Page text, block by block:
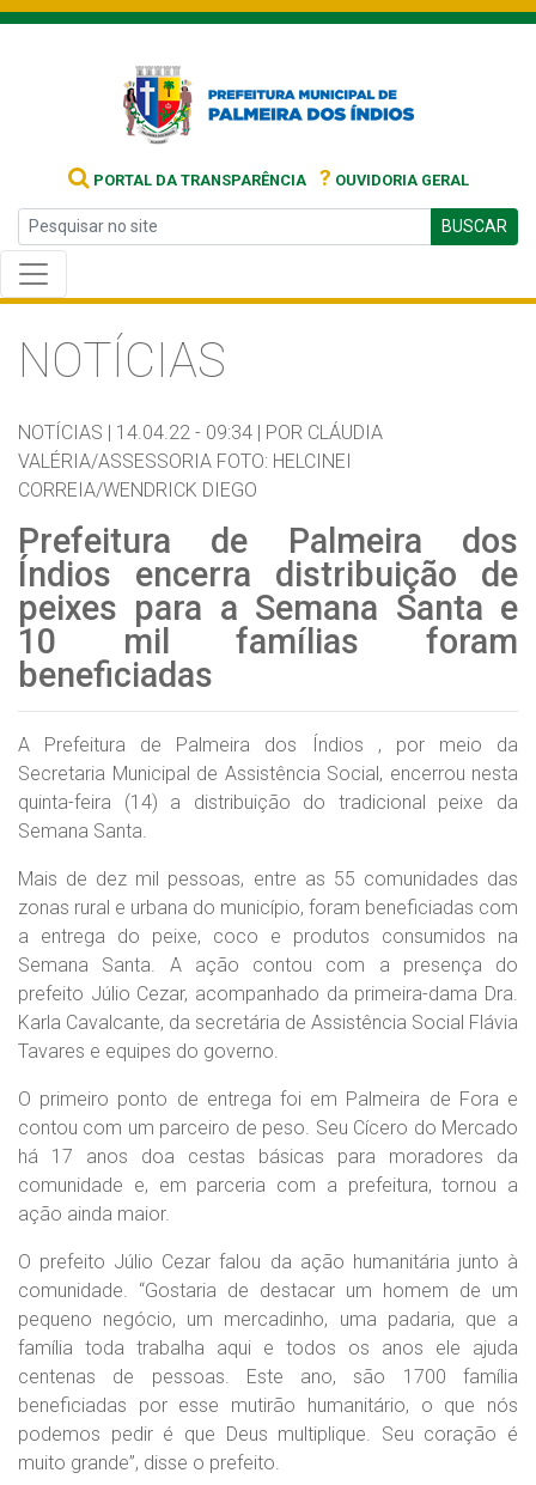
PORTAL DA TRANSPARÊNCIA ? OUVIDORIA GERAL
BUSCAR
NOTÍCIAS
NOTÍCIAS | 14.04.22 - 09:34 | POR CLÁUDIA
VALÉRIA/ASSESSORIA FOTO: HELCINEI
CORREIA/WENDRICK DIEGO
Prefeitura de Palmeira dos
Índios encerra distribuição de
peixes para a Semana Santa e
10 mil famílias foram
beneficiadas
A Prefeitura de Palmeira dos Índios , por meio da
Secretaria Municipal de Assistência Social, encerrou nesta
quinta-feira (14) a distribuição do tradicional peixe da
Semana Santa.
Mais de dez mil pessoas, entre as 55 comunidades das
zonas rural e urbana do município, foram beneficiadas com
a entrega do peixe, coco e produtos consumidos na
Semana Santa. A ação contou com a presença do
prefeito Júlio Cezar, acompanhado da primeira-dama Dra.
Karla Cavalcante, da secretária de Assistência Social Flávia
Tavares e equipes do governo.
O primeiro ponto de entrega foi em Palmeira de Fora e
contou com um parceiro de peso. Seu Cícero do Mercado
há 17 anos doa cestas básicas para moradores da
comunidade e, em parceria com a prefeitura, tornou a
ação ainda maior.
O prefeito Júlio Cezar falou da ação humanitária junto à
comunidade. “Gostaria de destacar um homem de um
pequeno negócio, um mercadinho, uma padaria, que a
família toda trabalha aqui e todos os anos ele ajuda
centenas de pessoas. Este ano, são 1700 família
beneficiadas por esse mutirão humanitário, o que nós
podemos pedir é que Deus multiplique. Seu coração é
muito grande”, disse o prefeito.